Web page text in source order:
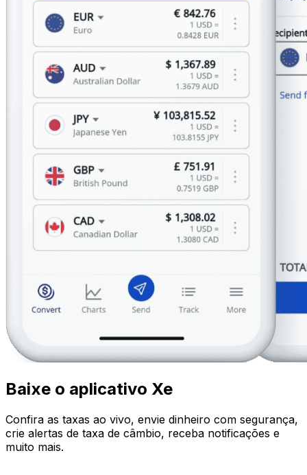
Baixe o aplicativo Xe
Confira as taxas ao vivo, envie dinheiro com segurança,
crie alertas de taxa de câmbio, receba notificações e
muito mais.